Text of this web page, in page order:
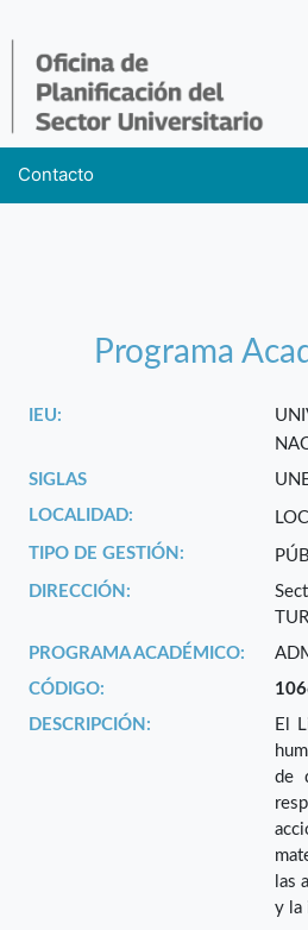
Contacto
Programa
IEU:
SIGLAS
LOCALIDAD:
TIPO DE GESTIÓN:
DIRECCIÓN:
PROGRAMA ACADÉMICO:
CÓDIGO:
DESCRIPCIÓN:
El
de
las
y la